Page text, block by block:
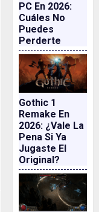
PC En 2026:
Cuáles No
Puedes
Perderte
Gothic 1
Remake En
2026: ¿vale La
Pena Si Ya
Jugaste El
Original?